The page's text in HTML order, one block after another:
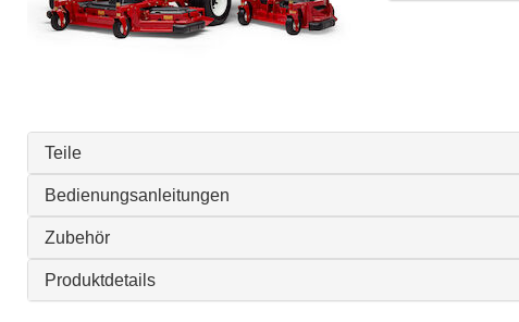
Teile
Bedienungsanleitungen
Zubehör
Produktdetails